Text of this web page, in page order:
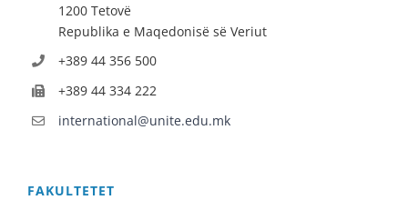
1200 Tetovë
Republika e Maqedonisë së Veriut
+389 44 356 500
+389 44 334 222
international@unite.edu.mk
FAKULTETET